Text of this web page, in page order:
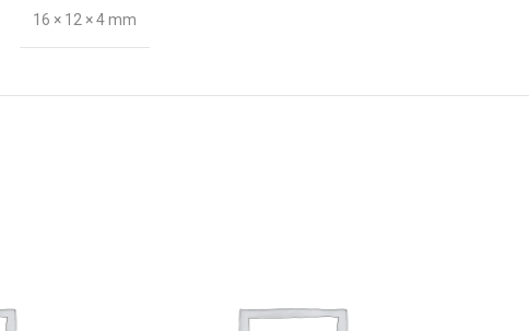
16 × 12 × 4 mm